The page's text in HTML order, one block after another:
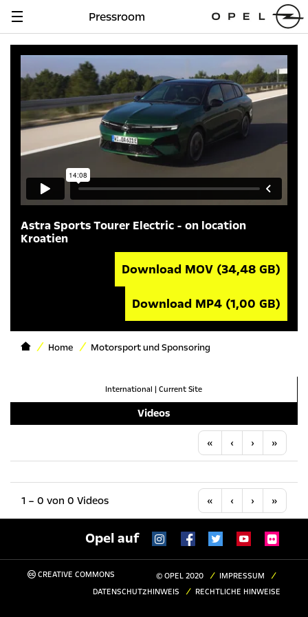
Navigation
Pressroom
Astra Sports Tourer Electric - on location
Kroatien
Download MOV (34,48 GB)
Download MP4 (1,00 GB)
Home Motorsport und Sponsoring
International | Current Site
Videos
« Anfang
‹ Vorherige
›Nächste
»
1 – 0 von 0 Videos « Anfang
‹ Vorherige
›Nächste
»
Opel auf
CREATIVE COMMONS © OPEL 2020
IMPRESSUM
DATENSCHUTZHINWEIS
RECHTLICHE HINWEISE